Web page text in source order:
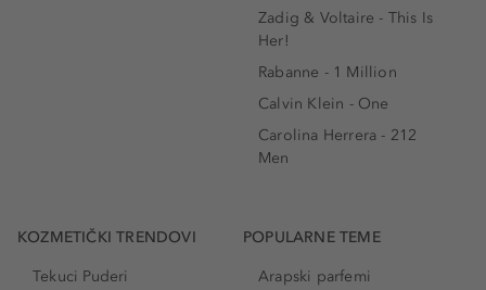
Zadig & Voltaire - This Is
Her!
Rabanne - 1 Million
Calvin Klein - One
Carolina Herrera - 212
Men
KOZMETIČKI TRENDOVI
Tekuci Puderi
POPULARNE TEME
Arapski parfemi